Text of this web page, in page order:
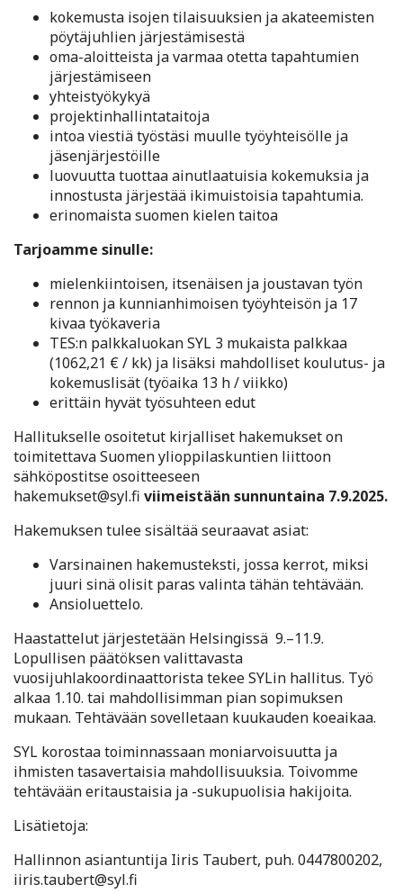
kokemusta isojen tilaisuuksien ja akateemisten
pöytäjuhlien järjestämisestä
oma-aloitteista ja varmaa otetta tapahtumien
järjestämiseen
yhteistyökykyä
projektinhallintataitoja
intoa viestiä työstäsi muulle työyhteisölle ja
jäsenjärjestöille
luovuutta tuottaa ainutlaatuisia kokemuksia ja
innostusta järjestää ikimuistoisia tapahtumia.
erinomaista suomen kielen taitoa
Tarjoamme sinulle:
mielenkiintoisen, itsenäisen ja joustavan työn
rennon ja kunnianhimoisen työyhteisön ja 17
kivaa työkaveria
TES:n palkkaluokan SYL 3 mukaista palkkaa
(1062,21 € / kk) ja lisäksi mahdolliset koulutus- ja
kokemuslisät (työaika 13 h / viikko)
erittäin hyvät työsuhteen edut
Hallitukselle osoitetut kirjalliset hakemukset on
toimitettava Suomen ylioppilaskuntien liittoon
sähköpostitse osoitteeseen
hakemukset@syl.fi viimeistään sunnuntaina 7.9.2025.
Hakemuksen tulee sisältää seuraavat asiat:
Varsinainen hakemusteksti, jossa kerrot, miksi
juuri sinä olisit paras valinta tähän tehtävään.
Ansioluettelo.
Haastattelut järjestetään Helsingissä 9.–11.9.
Lopullisen päätöksen valittavasta
vuosijuhlakoordinaattorista tekee SYLin hallitus. Työ
alkaa 1.10. tai mahdollisimman pian sopimuksen
mukaan. Tehtävään sovelletaan kuukauden koeaikaa.
SYL korostaa toiminnassaan moniarvoisuutta ja
ihmisten tasavertaisia mahdollisuuksia. Toivomme
tehtävään eritaustaisia ja -sukupuolisia hakijoita.
Lisätietoja:
Hallinnon asiantuntija Iiris Taubert, puh. 0447800202,
iiris.taubert@syl.fi